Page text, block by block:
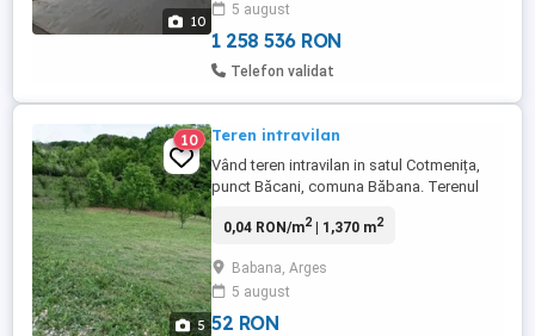
10
barbeque. Casa are 120mp locuibili,2
balcoane închise.curent trifazic,curte
5 august
1 258 536 RON
Telefon validat
5
10 Teren intravilan
Vând teren intravilan in satul Cotmenița,
punct Băcani, comuna Băbana. Terenul
deschidere de 25 metri liniari și are o
află apă, electricitatea și cablul. Zona este
foarte liniștită și curată . Pentru mai multe
detalii și vizualizări ...
0,04 RON/m2| 1,370 m2
Babana, Arges
5 august
52 RON